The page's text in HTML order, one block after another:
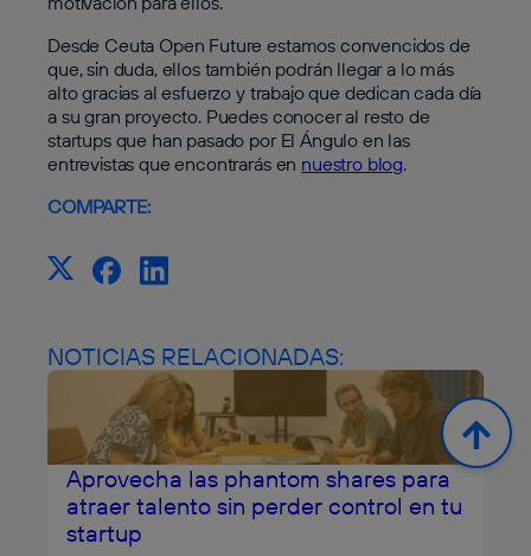
Desde Ceuta Open Future estamos convencidos de
que, sin duda, ellos también podrán llegar a lo más
alto gracias al esfuerzo y trabajo que dedican cada día
a su gran proyecto. Puedes conocer al resto de
startups que han pasado por El Ángulo en las
entrevistas que encontrarás en nuestro blog.
COMPARTE:
NOTICIAS RELACIONADAS:
Aprovecha las phantom shares para
atraer talento sin perder control en tu
startup